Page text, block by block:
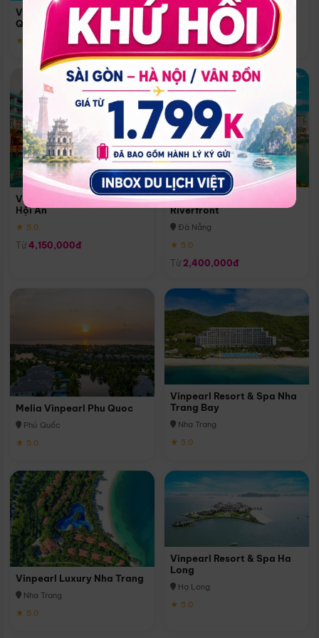
Vinpearl Resort & Spa Phu
Quoc
★ 5.0
Quoc
Phú Quốc
★ 5.0
Vinpearl Resort & Golf Nam
Hội An
★ 5.0
Từ 4,150,000đ
Melia Vinpearl Danang
Riverfront
Đà Nẵng
★ 5.0
Từ 2,400,000đ
Melia Vinpearl Phu Quoc
Phú Quốc
★ 5.0
Vinpearl Resort & Spa Nha
Trang Bay
Nha Trang
★ 5.0
Vinpearl Luxury Nha Trang
Nha Trang
★ 5.0
Vinpearl Resort & Spa Ha
Long
Hạ Long
★ 5.0